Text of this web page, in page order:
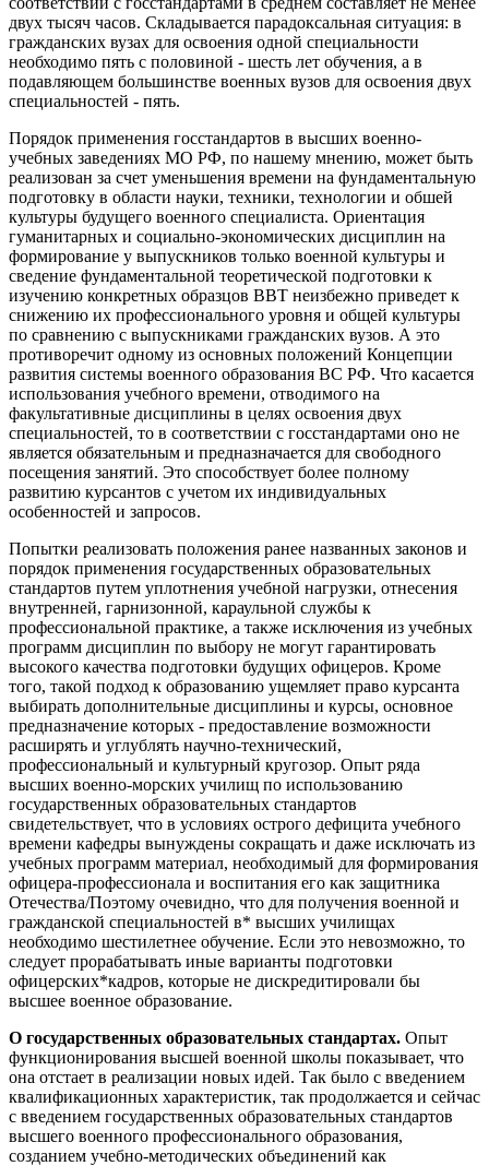
двух тысяч часов. Складывается парадоксальная ситуация: в
гражданских вузах для освоения одной специальности
необходимо пять с половиной - шесть лет обучения, а в
подавляющем большинстве военных вузов для освоения двух
специальностей - пять.
Порядок применения госстандартов в высших военно-
учебных заведениях МО РФ, по нашему мнению, может быть
реализован за счет уменьшения времени на фундаментальную
подготовку в области науки, техники, технологии и обшей
культуры будущего военного специалиста. Ориентация
гуманитарных и социально-экономических дисциплин на
формирование у выпускников только военной культуры и
сведение фундаментальной теоретической подготовки к
изучению конкретных образцов ВВТ неизбежно приведет к
снижению их профессионального уровня и общей культуры
по сравнению с выпускниками гражданских вузов. А это
противоречит одному из основных положений Концепции
развития системы военного образования ВС РФ. Что касается
использования учебного времени, отводимого на
факультативные дисциплины в целях освоения двух
специальностей, то в соответствии с госстандартами оно не
является обязательным и предназначается для свободного
посещения занятий. Это способствует более полному
развитию курсантов с учетом их индивидуальных
особенностей и запросов.
Попытки реализовать положения ранее названных законов и
порядок применения государственных образовательных
стандартов путем уплотнения учебной нагрузки, отнесения
внутренней, гарнизонной, караульной службы к
профессиональной практике, а также исключения из учебных
программ дисциплин по выбору не могут гарантировать
высокого качества подготовки будущих офицеров. Кроме
того, такой подход к образованию ущемляет право курсанта
выбирать дополнительные дисциплины и курсы, основное
предназначение которых - предоставление возможности
расширять и углублять научно-технический,
профессиональный и культурный кругозор. Опыт ряда
высших военно-морских училищ по использованию
государственных образовательных стандартов
свидетельствует, что в условиях острого дефицита учебного
времени кафедры вынуждены сокращать и даже исключать из
учебных программ материал, необходимый для формирования
офицера-профессионала и воспитания его как защитника
Отечества/Поэтому очевидно, что для получения военной и
гражданской специальностей в* высших училищах
необходимо шестилетнее обучение. Если это невозможно, то
следует прорабатывать иные варианты подготовки
офицерских*кадров, которые не дискредитировали бы
высшее военное образование.
О государственных образовательных стандартах. Опыт
функционирования высшей военной школы показывает, что
она отстает в реализации новых идей. Так было с введением
квалификационных характеристик, так продолжается и сейчас
с введением государственных образовательных стандартов
высшего военного профессионального образования,
созданием учебно-методических объединений как